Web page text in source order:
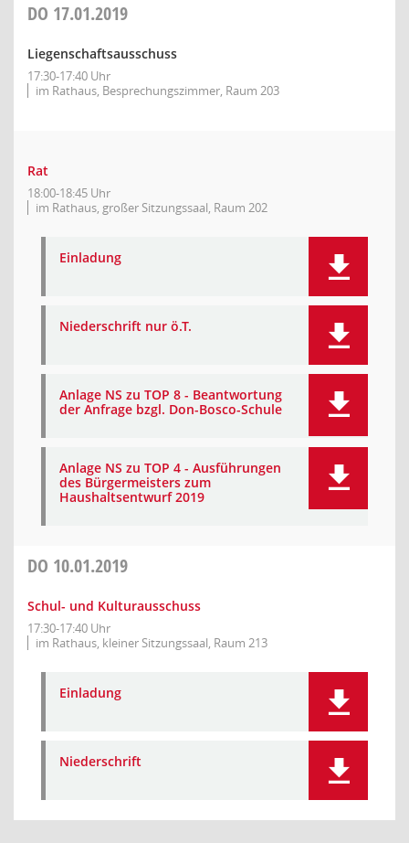
DO 17.01.2019
Liegenschaftsausschuss
17:30-17:40 Uhr
im Rathaus, Besprechungszimmer, Raum 203
Rat
18:00-18:45 Uhr
im Rathaus, großer Sitzungssaal, Raum 202
Einladung
Niederschrift nur ö.T.
Anlage NS zu TOP 8 - Beantwortung
der Anfrage bzgl. Don-Bosco-Schule
Anlage NS zu TOP 4 - Ausführungen
des Bürgermeisters zum
Haushaltsentwurf 2019
DO 10.01.2019
Schul- und Kulturausschuss
17:30-17:40 Uhr
im Rathaus, kleiner Sitzungssaal, Raum 213
Einladung
Niederschrift